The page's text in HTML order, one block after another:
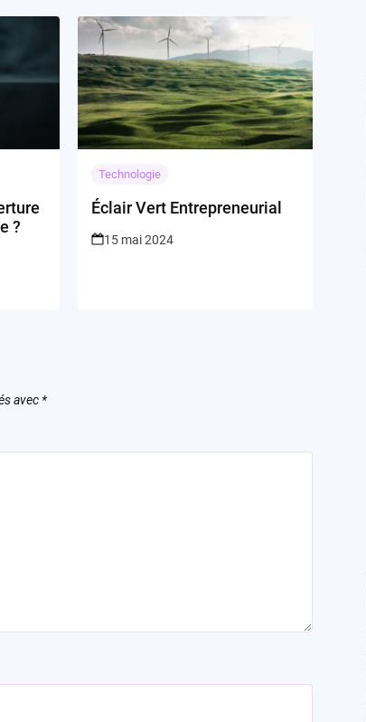
?
Technologie
Éclair Vert Entrepreneurial
15 mai 2024
avec *